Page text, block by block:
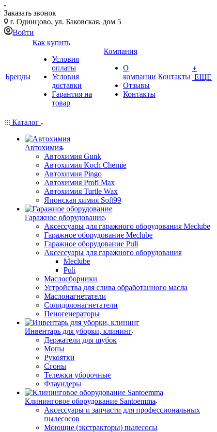
Заказать звонок
г. Одинцово, ул. Баковская, дом 5
Войти
Бренды
Как купить
Условия
оплаты
Условия
доставки
Гарантия на
товар
Компания
О
компании
Отзывы
Контакты
Контакты
+
ЕЩЕ
Каталог
Автохимия
Автохимия Gunk
Автохимия Koch Chemie
Автохимия Pingo
Автохимия Profi Max
Автохимия Turtle Wax
Японская химия Soft99
Гаражное оборудование
Аксессуары для гаражного оборудования Meclube
Гаражное оборудование Meclube
Гаражное оборудование Puli
Аксессуары для гаражного оборудования
Meclube
Puli
Маслосборники
Устройства для слива обработанного масла
Маслонагнетатели
Солидолонагнетатели
Пеногенераторы
Инвентарь для уборки, клининг
Держатели для шубок
Мопы
Рукоятки
Сгоны
Тележки уборочные
Флаундеры
Клининговое оборудование Santoemma
Аксессуары и запчасти для профессиональных
пылесосов
Моющие (экстракторы) пылесосы